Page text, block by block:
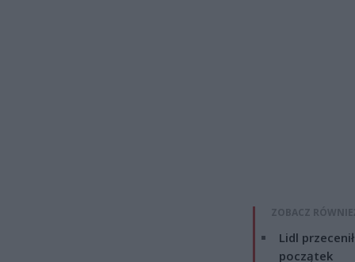
ZOBACZ
Lidl
początek